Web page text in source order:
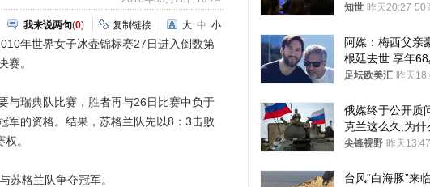
我来说两句(0) 复制链接 大 中 小
年世界女子冰壶锦标赛27日进入倒数第
赛。
瑞典队比赛，胜者再与26日比赛中负于
军的资格。结果，苏格兰队先以8：3击败
。
格兰队争夺冠军。
知世 昨天20:27 50
阿媒：梅西父亲
根廷去世 享年68
足坛欧美汇 昨天
俄媒终于公开质
克兰这么久,为什
答案令人沉默
尖锋视野 昨天13:47
台风“白海豚”来